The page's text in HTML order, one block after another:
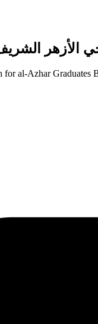
الأزهر
al-Azhar Graduates